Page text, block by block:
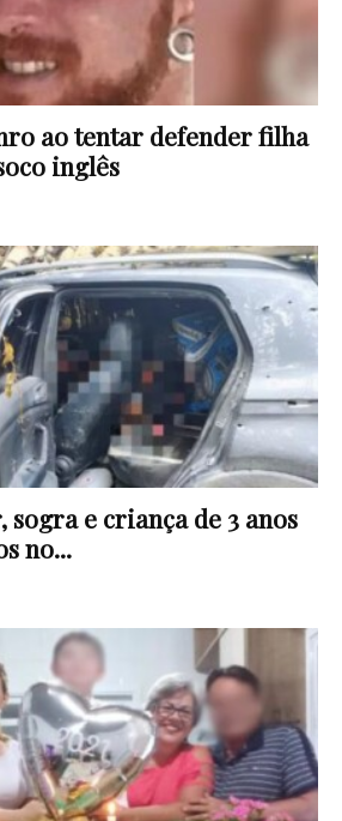
ao tentar defender filha
inglês
e criança de 3 anos
no...